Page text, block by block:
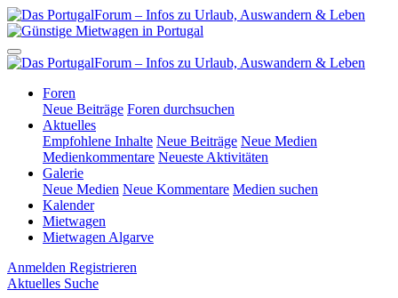
Foren
Neue Beiträge Foren durchsuchen
Aktuelles
Empfohlene Inhalte Neue Beiträge Neue Medien
Medienkommentare Neueste Aktivitäten
Galerie
Neue Medien Neue Kommentare Medien suchen
Kalender
Mietwagen
Mietwagen Algarve
Anmelden Registrieren
Aktuelles Suche